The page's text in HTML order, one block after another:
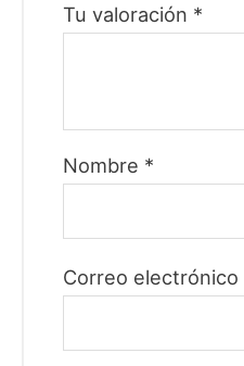
Tu valoración *
Nombre *
Correo electrónico